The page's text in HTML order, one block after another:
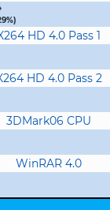
HD 4.0 Pass 1
HD 4.0 Pass 2
3DMark06 CPU
WinRAR 4.0